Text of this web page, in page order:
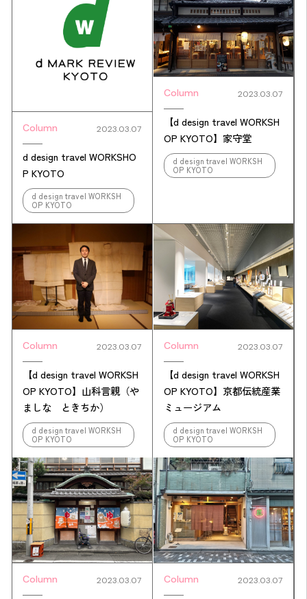
Column 2023.03.07
d design travel WORKSHO
P KYOTO
d design travel WORKSH
OP KYOTO
Column 2023.03.07
【d design travel WORKSH
OP KYOTO】家守堂
d design travel WORKSH
OP KYOTO
Column 2023.03.07
【d design travel WORKSH
OP KYOTO】山科言親（や
ましな ときちか）
d design travel WORKSH
OP KYOTO
Column 2023.03.07
【d design travel WORKSH
OP KYOTO】京都伝統産業
ミュージアム
d design travel WORKSH
OP KYOTO
Column 2023.03.07 Column 2023.03.07